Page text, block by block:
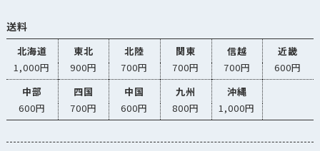
送料
北海道 東北 北陸 関東 信越
近畿
1,000円
900円 700円 700円 700円
600円
中部
四国 中国 九州
沖縄
600円
700円 600円 800円 1,000円